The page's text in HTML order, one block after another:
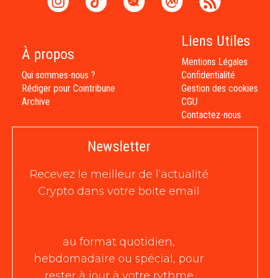
À propos
Qui sommes-nous ?
Rédiger pour Cointribune
Archive
Liens Utiles
Mentions Légales
Confidentialité
Gestion des cookies
CGU
Contactez-nous
Newsletter
Recevez le meilleur de l’actualité
Crypto dans votre boite email
au format quotidien,
hebdomadaire ou spécial, pour